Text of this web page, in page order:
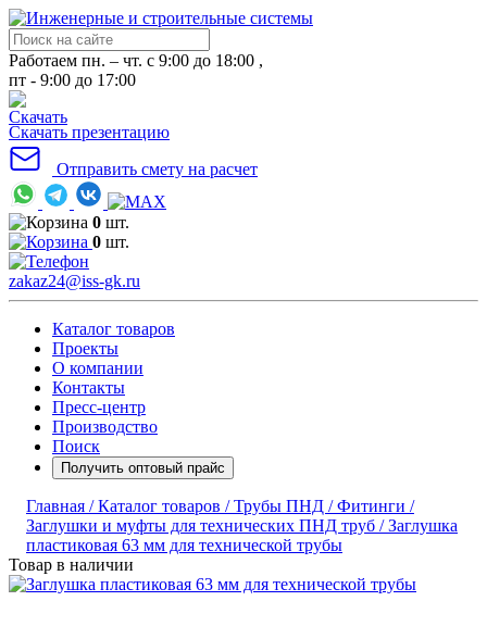
Работаем пн. – чт. с 9:00 до 18:00 ,
пт - 9:00 до 17:00
Скачать презентацию
Отправить смету на расчет
0 шт.
0 шт.
zakaz24@iss-gk.ru
Каталог товаров
Проекты
О компании
Контакты
Пресс-центр
Производство
Поиск
Получить оптовый прайс
Главная /Каталог товаров /Трубы ПНД /Фитинги /
Заглушки и муфты для технических ПНД труб /Заглушка
пластиковая 63 мм для технической трубы
Товар в наличии